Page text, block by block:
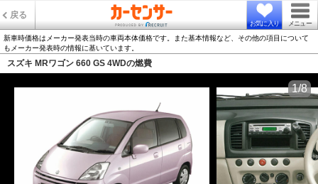
戻る
お気に入り メニュー
新車時価格はメーカー発表当時の車両本体価格です。また基本情報など、その他の項目について
もメーカー発表時の情報に基いています。
スズキ MRワゴン 660 GS 4WDの燃費
1/8